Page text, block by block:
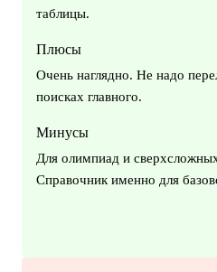
таблицы.
Плюсы
Очень наглядно. Не надо
поисках главного.
Минусы
Для олимпиад и
Справочник именно для